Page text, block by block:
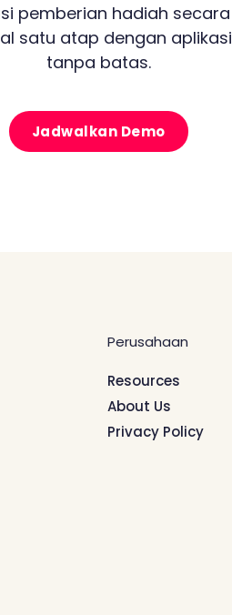
pemberian hadiah secara
satu atap dengan aplikasi
tanpa batas.
Jadwalkan Demo
Perusahaan
Resources
About Us
Privacy Policy